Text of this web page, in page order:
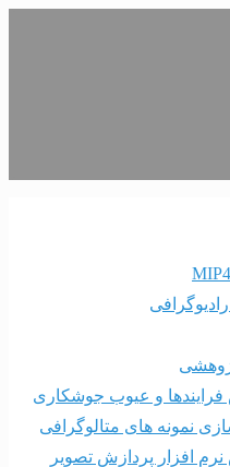
فرایندها و عیوب جوشکاری
نمونه های متالوگرافی
افزار پردازش تصویر